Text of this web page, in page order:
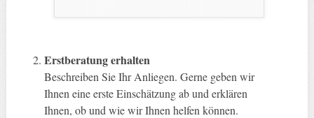
Erstberatung erhalten
Beschreiben Sie Ihr Anliegen. Gerne geben wir
Ihnen eine erste Einschätzung ab und erklären
Ihnen, ob und wie wir Ihnen helfen können.